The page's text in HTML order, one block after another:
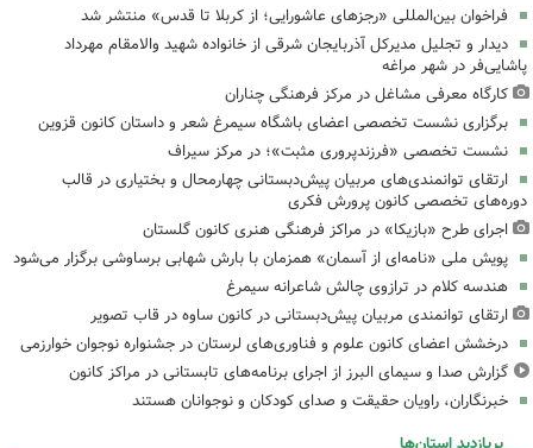
فراخوان بین‌المللی «رجزهای عاشورایی؛ از کربلا تا قدس» منتشر شد
دیدار و تجلیل مدیرکل آذربایجان شرقی از خانواده شهید والامقام مهرداد
پاشایی‌فر در شهر مراغه
کارگاه معرفی مشاغل در مرکز فرهنگی چناران
برگزاری نشست تخصصی اعضای باشگاه سیمرغ شعر و داستان کانون قزوین
نشست تخصصی «فرزندپروری مثبت»؛ در مرکز سیراف
ارتقای توانمندی‌های مربیان پیش‌دبستانی چهارمحال و بختیاری در قالب
دوره‌های تخصصی کانون پرورش فکری
اجرای طرح «بازیکا» در مراکز فرهنگی هنری کانون گلستان
پویش ملی «نامه‌ای از آسمان» همزمان با بارش شهابی برساوشی برگزار می‌شود
هندسه کلام در ترازوی چالش شاعرانه سیمرغ
ارتقای توانمندی مربیان پیش‌دبستانی در کانون ساوه در قاب تصویر
درخشش اعضای کانون علوم و فناوری‌های لرستان در جشنواره نوجوان خوارزمی
گزارش صدا و سیمای البرز از اجرای برنامه‌های تابستانی در مراکز کانون
خبرنگاران، راویان حقیقت و صدای کودکان و نوجوانان هستند